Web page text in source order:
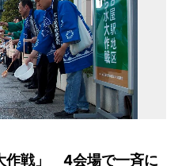
作戦」 4会場で一斉に